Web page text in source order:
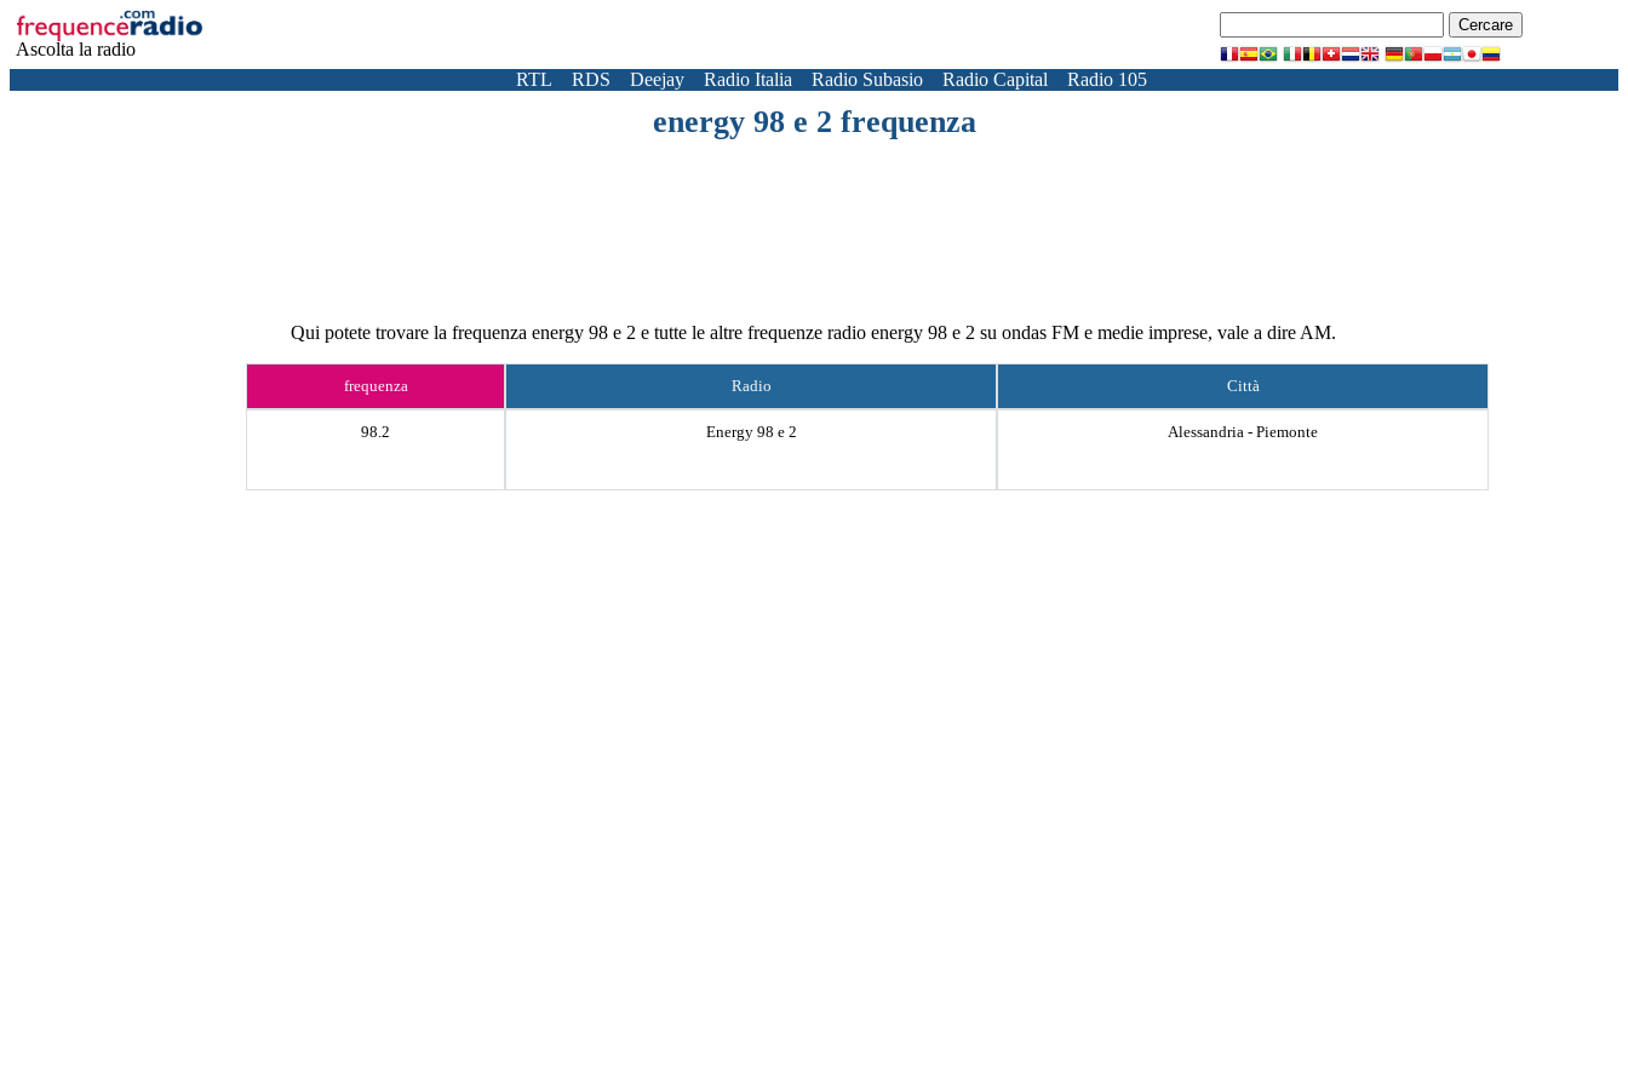
Ascolta la radio
RTL
RDS Deejay Radio Italia Radio Subasio Radio Capital Radio 105
energy 98 e 2 frequenza
Qui potete trovare la frequenza energy 98 e 2 e tutte le altre frequenze radio energy 98 e 2 su ondas FM e medie imprese, vale a dire AM.
frequenza Radio Città
98.2 Energy 98 e 2 Alessandria - Piemonte